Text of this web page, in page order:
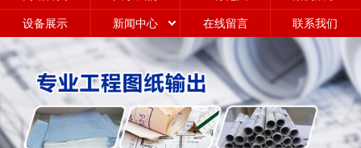
设备展示 新闻中心 在线留言 联系我们